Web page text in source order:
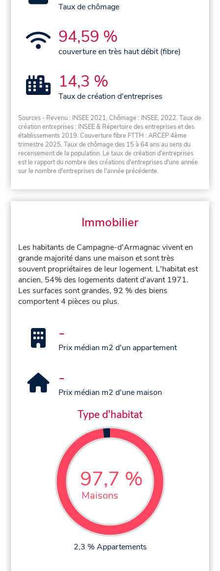
Taux de chômage
94,59 %
couverture en très haut débit (fibre)
14,3 %
Taux de création d'entreprises
Sources - Revenu : INSEE 2021, Chômage : INSEE, 2022. Taux de
création entreprises : INSEE & Répertoire des entreprises et des
établissements 2019. Couverture fibre FTTH : ARCEP 4ème
trimestre 2025. Taux de chômage des 15 à 64 ans au sens du
recensement de la population. Le taux de création d'entreprises
est le rapport du nombre des créations d'entreprises d'une année
sur le nombre d'entreprises de l'année précédente.
Immobilier
Les habitants de Campagne-d'Armagnac vivent en
grande majorité dans une maison et sont très
souvent propriétaires de leur logement. L'habitat est
ancien, 54% des logements datent d'avant 1971.
Les surfaces sont grandes, 92 % des biens
comportent 4 pièces ou plus.
-
Prix médian m2 d'un appartement
-
Prix médian m2 d'une maison
Type d'habitat
97,7 %
Maisons
2,3 % Appartements